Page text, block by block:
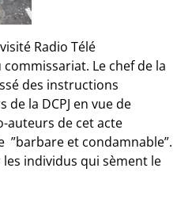
Radio Télé
Le chef de la
des instructions
la DCPJ en vue de
auteurs de cet acte
”barbare et condamnable”.
individus qui sèment le